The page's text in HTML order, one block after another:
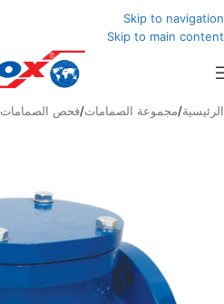
Skip to navigation
Skip to main content
الرئيسية/مجموعة الصمامات/فحص الصمامات